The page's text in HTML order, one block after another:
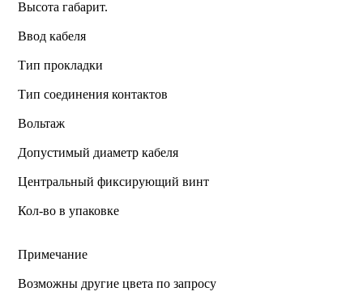
Высота габарит.
Ввод кабеля
Тип прокладки
Тип соединения контактов
Вольтаж
Допустимый диаметр кабеля
Центральный фиксирующий винт
Кол-во в упаковке
Примечание
Возможны другие цвета по запросу